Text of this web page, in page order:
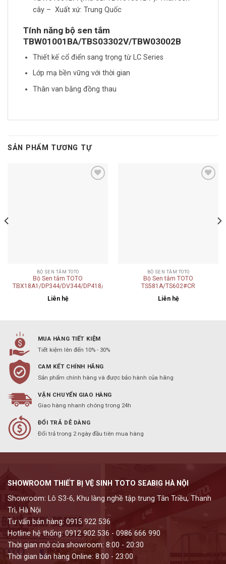
cây – Xuất xứ: Trung Quốc
Tính năng bộ sen tắm
TBW01001BA/TBS03302V/TBW03002B
Thiết kế cổ điển sang trọng từ LC Series
Lớp mạ bền vững với thời gian
Thân van bằng đồng thau
SẢN PHẨM TƯƠNG TỰ
BỘ SEN TẮM TOTO
Bộ Sen tắm TOTO
TBX18A1/DP344/DV344/DP418/DV418/DP343/DV343/DB176/TBX19A1
Liên hệ
BỘ SEN TẮM TOTO
Bộ Sen tắm TOTO
TS581A/TS602#CR
Liên hệ
MUA HÀNG TIẾT KIỆM
Tiết kiệm lên đến 10% - 30%
CAM KẾT CHÍNH HÃNG
Sản phẩm chính hàng và được bảo hành của hãng
VẬN CHUYỂN GIAO HÀNG
Giao hàng nhanh chóng trong 24h
ĐỔI TRẢ DỄ DÀNG
Đổi trả trong 2 ngày đầu tiên mua hàng
SHOWROOM THIẾT BỊ VỆ SINH TOTO SEABIG HÀ NỘI
Showroom: Lô S3-6, Khu làng nghề tập trung Tân Triều, Thanh
Trì, Hà Nội
Tư vấn bán hàng: 0915 922 536
Hotline hệ thống: 0912 902 536 - 0986 666 990
Thời gian mở cửa showroom: 8:00 - 20:30
Thời gian bán hàng Online: 8:00 - 23:00